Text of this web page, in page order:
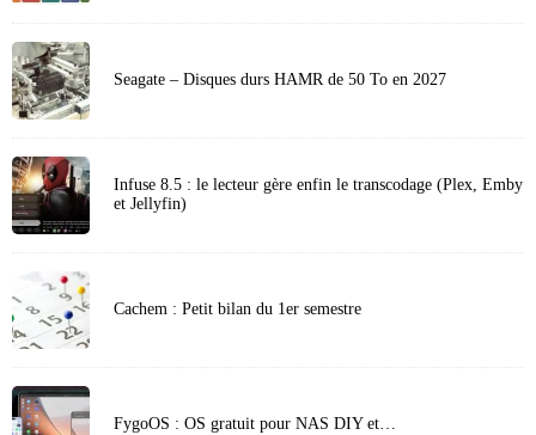
Seagate – Disques durs HAMR de 50 To en 2027
Infuse 8.5 : le lecteur gère enfin le transcodage (Plex, Emby
et Jellyfin)
Cachem : Petit bilan du 1er semestre
FygoOS : OS gratuit pour NAS DIY et…